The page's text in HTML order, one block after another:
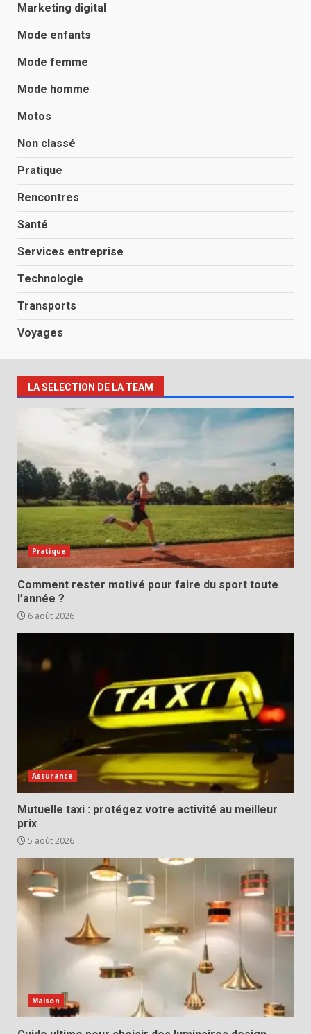
Marketing digital
Mode enfants
Mode femme
Mode homme
Motos
Non classé
Pratique
Rencontres
Santé
Services entreprise
Technologie
Transports
Voyages
LA SELECTION DE LA TEAM
Pratique
Comment rester motivé pour faire du sport toute
l’année ?
6 août 2026
Assurance
Mutuelle taxi : protégez votre activité au meilleur
prix
5 août 2026
Maison